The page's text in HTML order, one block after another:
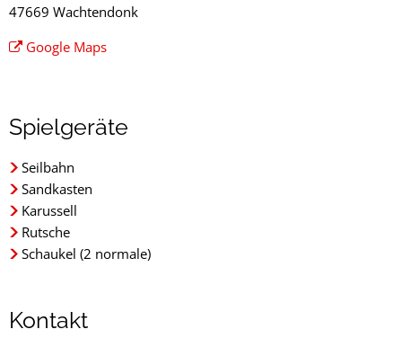
47669 Wachtendonk
Google Maps
Spielgeräte
Seilbahn
Sandkasten
Karussell
Rutsche
Schaukel (2 normale)
Kontakt